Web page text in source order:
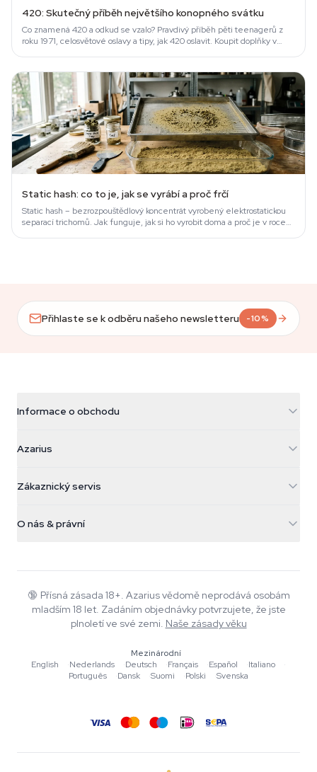
420: Skutečný příběh největšího konopného svátku
Co znamená 420 a odkud se vzalo? Pravdivý příběh pěti teenagerů z
roku 1971, celosvětové oslavy a tipy, jak 420 oslavit. Koupit doplňky v
Static hash: co to je, jak se vyrábí a proč frčí
Static hash – bezrozpouštědlový koncentrát vyrobený elektrostatickou
separací trichomů. Jak funguje, jak si ho vyrobit doma a proč je v roce
Přihlaste se k odběru našeho newsletteru -10%
Informace o obchodu
Galvaniweg 11
Nederland
+31(0)204897914
Azarius
Kouzelné houby
Smokeshop
Zákaznický servis
Pravidla vrácení
Časté dotazy
Zásady ochrany osobních údajů
O nás & právní
Wiki
Blog
Hudba
Redakční standardy
Nástroje a kalkulačky
🔞 Přísná zásada 18+. Azarius vědomě neprodává osobám
mladším 18 let. Zadáním objednávky potvrzujete, že jste
plnoletí ve své zemi. Naše zásady věku
Mezinárodní
English
·Nederlands ·Deutsch ·Français ·Español ·Italiano
·
Português
·Dansk ·Suomi ·Polski ·Svenska